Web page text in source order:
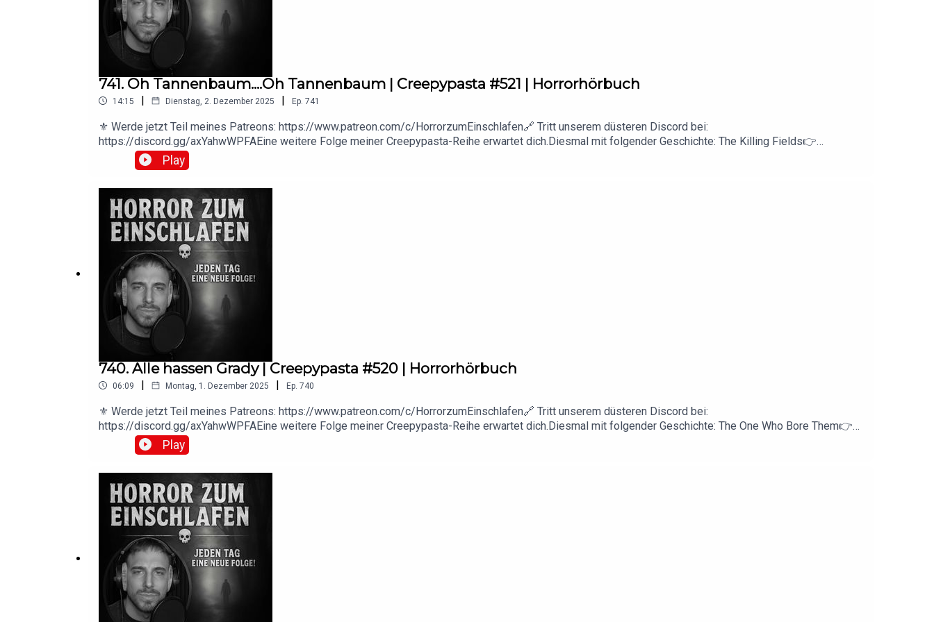
741. Oh Tannenbaum....Oh Tannenbaum | Creepypasta #521 | Horrorhörbuch
14:15 | Dienstag, 2. Dezember 2025 | Ep. 741
⚜️ Werde jetzt Teil meines Patreons: https://www.patreon.com/c/HorrorzumEinschlafen🔗 Tritt unserem düsteren Discord bei:
https://discord.gg/axYahwWPFAEine weitere Folge meiner Creepypasta-Reihe erwartet dich.Diesmal mit folgender Geschichte: The Killing Fields👉
https://creepypasta.fandom.com/wiki/The_Killing_FieldsDer Autor dieser wunderbaren Creepypasta:👉
https://creepypasta.fandom.com/wiki/User:TewahwayDie Creepypasta wurde unter der CC BY-SA 4.0 DEED Lizenz veröffentlich
Play
740. Alle hassen Grady | Creepypasta #520 | Horrorhörbuch
06:09 | Montag, 1. Dezember 2025 | Ep. 740
⚜️ Werde jetzt Teil meines Patreons: https://www.patreon.com/c/HorrorzumEinschlafen🔗 Tritt unserem düsteren Discord bei:
https://discord.gg/axYahwWPFAEine weitere Folge meiner Creepypasta-Reihe erwartet dich.Diesmal mit folgender Geschichte: The One Who Bore Them👉
https://creepypasta.fandom.com/wiki/Hurricane_SeasonDer Autor dieser wunderbaren Creepypasta:👉
https://creepypasta.fandom.com/wiki/User:CertainShadowsDie Creepypasta wurde unter der CC BY-SA 4.0 DEED Lizenz veröffentlich
Play